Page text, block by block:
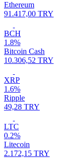
Ethereum
91.417,00 TRY
BCH
1.8%
Bitcoin Cash
10.306,52 TRY
XRP
1.6%
Ripple
49,28 TRY
LTC
0.2%
Litecoin
2.172,15 TRY